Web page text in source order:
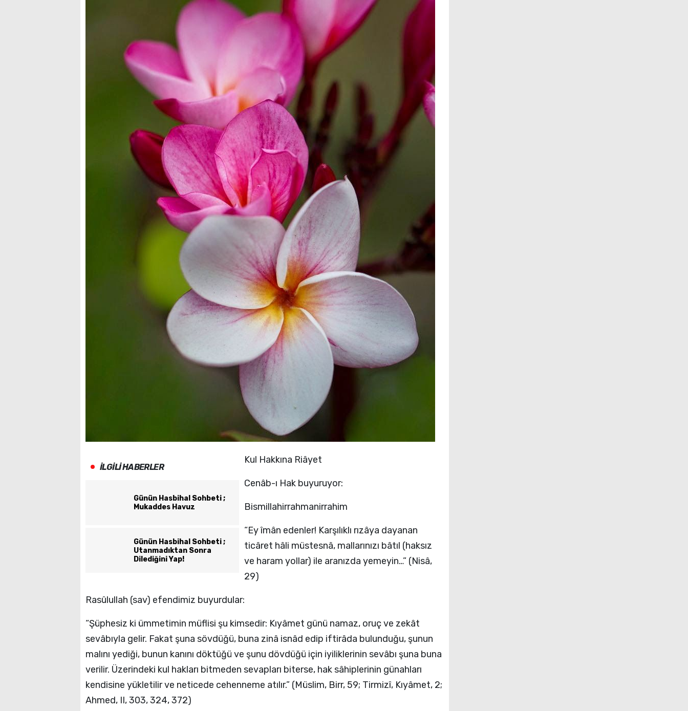
İLGİLİ HABERLER
Günün Hasbihal Sohbeti ;
Mukaddes Havuz
Günün Hasbihal Sohbeti ;
Utanmadıktan Sonra
Dilediğini Yap!
Kul Hakkına Riâyet
Cenâb-ı Hak buyuruyor:
Bismillahirrahmanirrahim
“Ey îmân edenler! Karşılıklı rızâya dayanan
ticâret hâli müstesnâ, mallarınızı bâtıl (haksız
ve haram yollar) ile aranızda yemeyin…” (Nisâ,
29)
Rasûlullah (sav) efendimiz buyurdular:
“Şüphesiz ki ümmetimin müflisi şu kimsedir: Kıyâmet günü namaz, oruç ve zekât
sevâbıyla gelir. Fakat şuna sövdüğü, buna zinâ isnâd edip iftirâda bulunduğu, şunun
malını yediği, bunun kanını döktüğü ve şunu dövdüğü için iyiliklerinin sevâbı şuna buna
verilir. Üzerindeki kul hakları bitmeden sevapları biterse, hak sâhiplerinin günahları
kendisine yükletilir ve neticede cehenneme atılır.” (Müslim, Birr, 59; Tirmizî, Kıyâmet, 2;
Ahmed, II, 303, 324, 372)